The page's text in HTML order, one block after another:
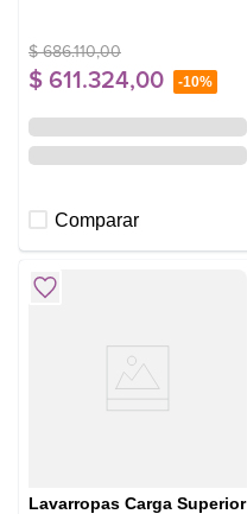
$ 686.110,00
$ 611 .324,00 -10%
Comparar
Lavarropas Carga Superior